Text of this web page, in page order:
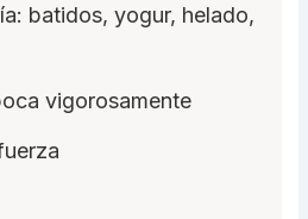
batidos, yogur, helado,
vigorosamente